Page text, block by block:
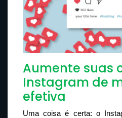
Aumente suas
Instagram de
efetiva
Uma coisa é certa: o